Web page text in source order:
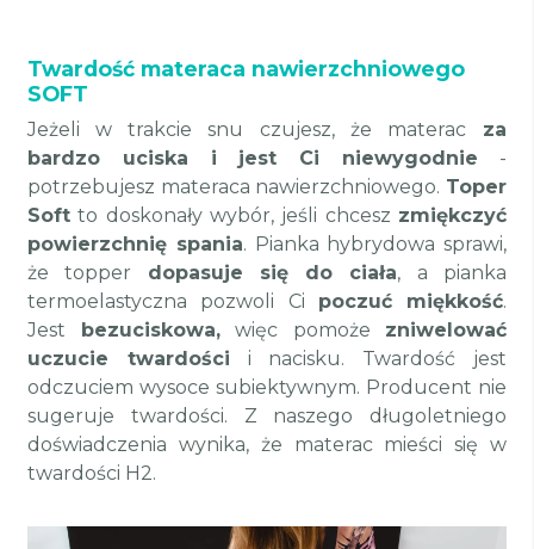
Twardość materaca nawierzchniowego
SOFT
Jeżeli w trakcie snu czujesz, że materacza
bardzo uciska i jest Ci niewygodnie -
potrzebujesz materaca nawierzchniowego. Toper
Soft to doskonały wybór, jeśli chcesz zmiękczyć
powierzchnię spania. Pianka hybrydowa sprawi,
że topper dopasuje się do ciała, a pianka
termoelastyczna pozwoli Ci poczuć miękkość.
Jest
bezuciskowa,więc pomoże zniwelować
uczucie twardości i nacisku. Twardość jest
odczuciem wysoce subiektywnym. Producent nie
sugeruje twardości. Z naszego długoletniego
doświadczenia wynika, że materac mieści się w
twardości H2.